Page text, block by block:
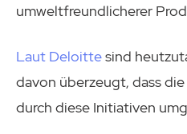
umweltfreundlicherer
Laut Deloittesind
davon überzeugt, dass
durch diese Initiativen